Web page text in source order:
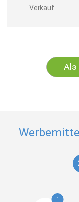
Verkauf
Als
1